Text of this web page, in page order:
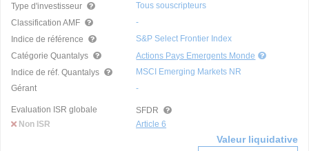
Type d'investisseur
Tous souscripteurs
Classification AMF
-
Indice de référence
S&P Select Frontier Index
Catégorie Quantalys
Actions Pays Emergents Monde
Indice de réf. Quantalys
MSCI Emerging Markets NR
Gérant
-
Evaluation ISR globale
Non ISR
SFDR
Article 6
Valeur liquidative